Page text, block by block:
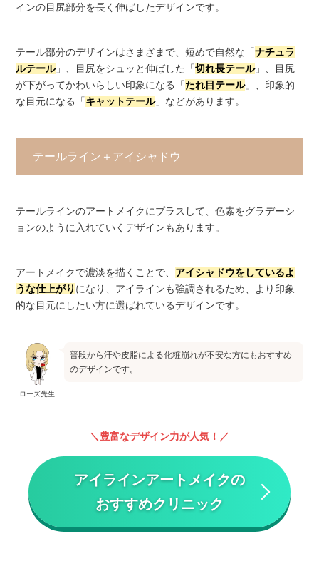
インの目尻部分を長く伸ばしたデザインです。
テール部分のデザインはさまざまで、短めで自然な「ナチュラ
ルテール」、目尻をシュッと伸ばした「切れ長テール」、目尻
が下がってかわいらしい印象になる「たれ目テール」、印象的
な目元になる「キャットテール」などがあります。
テールライン＋アイシャドウ
テールラインのアートメイクにプラスして、色素をグラデーシ
ョンのように入れていくデザインもあります。
アートメイクで濃淡を描くことで、 アイシャドウをしているよ
うな仕上がり になり、アイラインも強調されるため、より印象
的な目元にしたい方に選ばれているデザインです。
ローズ先生
普段から汗や皮脂による化粧崩れが不安な方にもおすすめ
のデザインです。
豊富なデザイン力が人気！
アイラインアートメイクの
おすすめクリニック